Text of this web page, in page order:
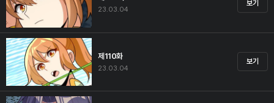
23.03.04
보기
제110화
23.03.04
보기